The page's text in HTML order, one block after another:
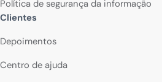
Política de segurança da informação
Clientes
Depoimentos
Centro de ajuda